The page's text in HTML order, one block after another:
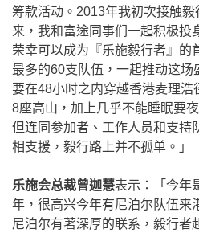
筹款活动。2013年我初次接触
来，我和富途同事们一起积极投
荣幸可以成为『乐施毅行者』的
最多的60支队伍，一起推动这
要在48小时之内穿越香港麦理
8座高山，加上几乎不能睡眠要
但连同参加者、工作人员和支持
相支援，毅行路上并不孤单。」
乐施会总裁曾迦慧表示：「今年
年，很高兴今年有尼泊尔队伍来
尼泊尔有著深厚的联系，毅行者